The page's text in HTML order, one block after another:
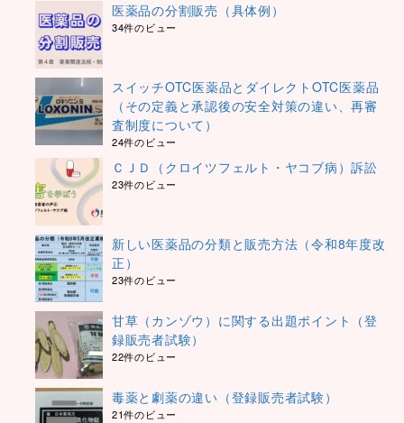
医薬品の分割販売（具体例）
34件のビュー
スイッチOTC医薬品とダイレクトOTC医薬品
（その定義と承認後の安全対策の違い、再審
査制度について）
24件のビュー
ＣＪＤ（クロイツフェルト・ヤコブ病）訴訟
23件のビュー
新しい医薬品の分類と販売方法（令和8年度改
正）
23件のビュー
甘草（カンゾウ）に関する出題ポイント（登
録販売者試験）
22件のビュー
毒薬と劇薬の違い（登録販売者試験）
21件のビュー